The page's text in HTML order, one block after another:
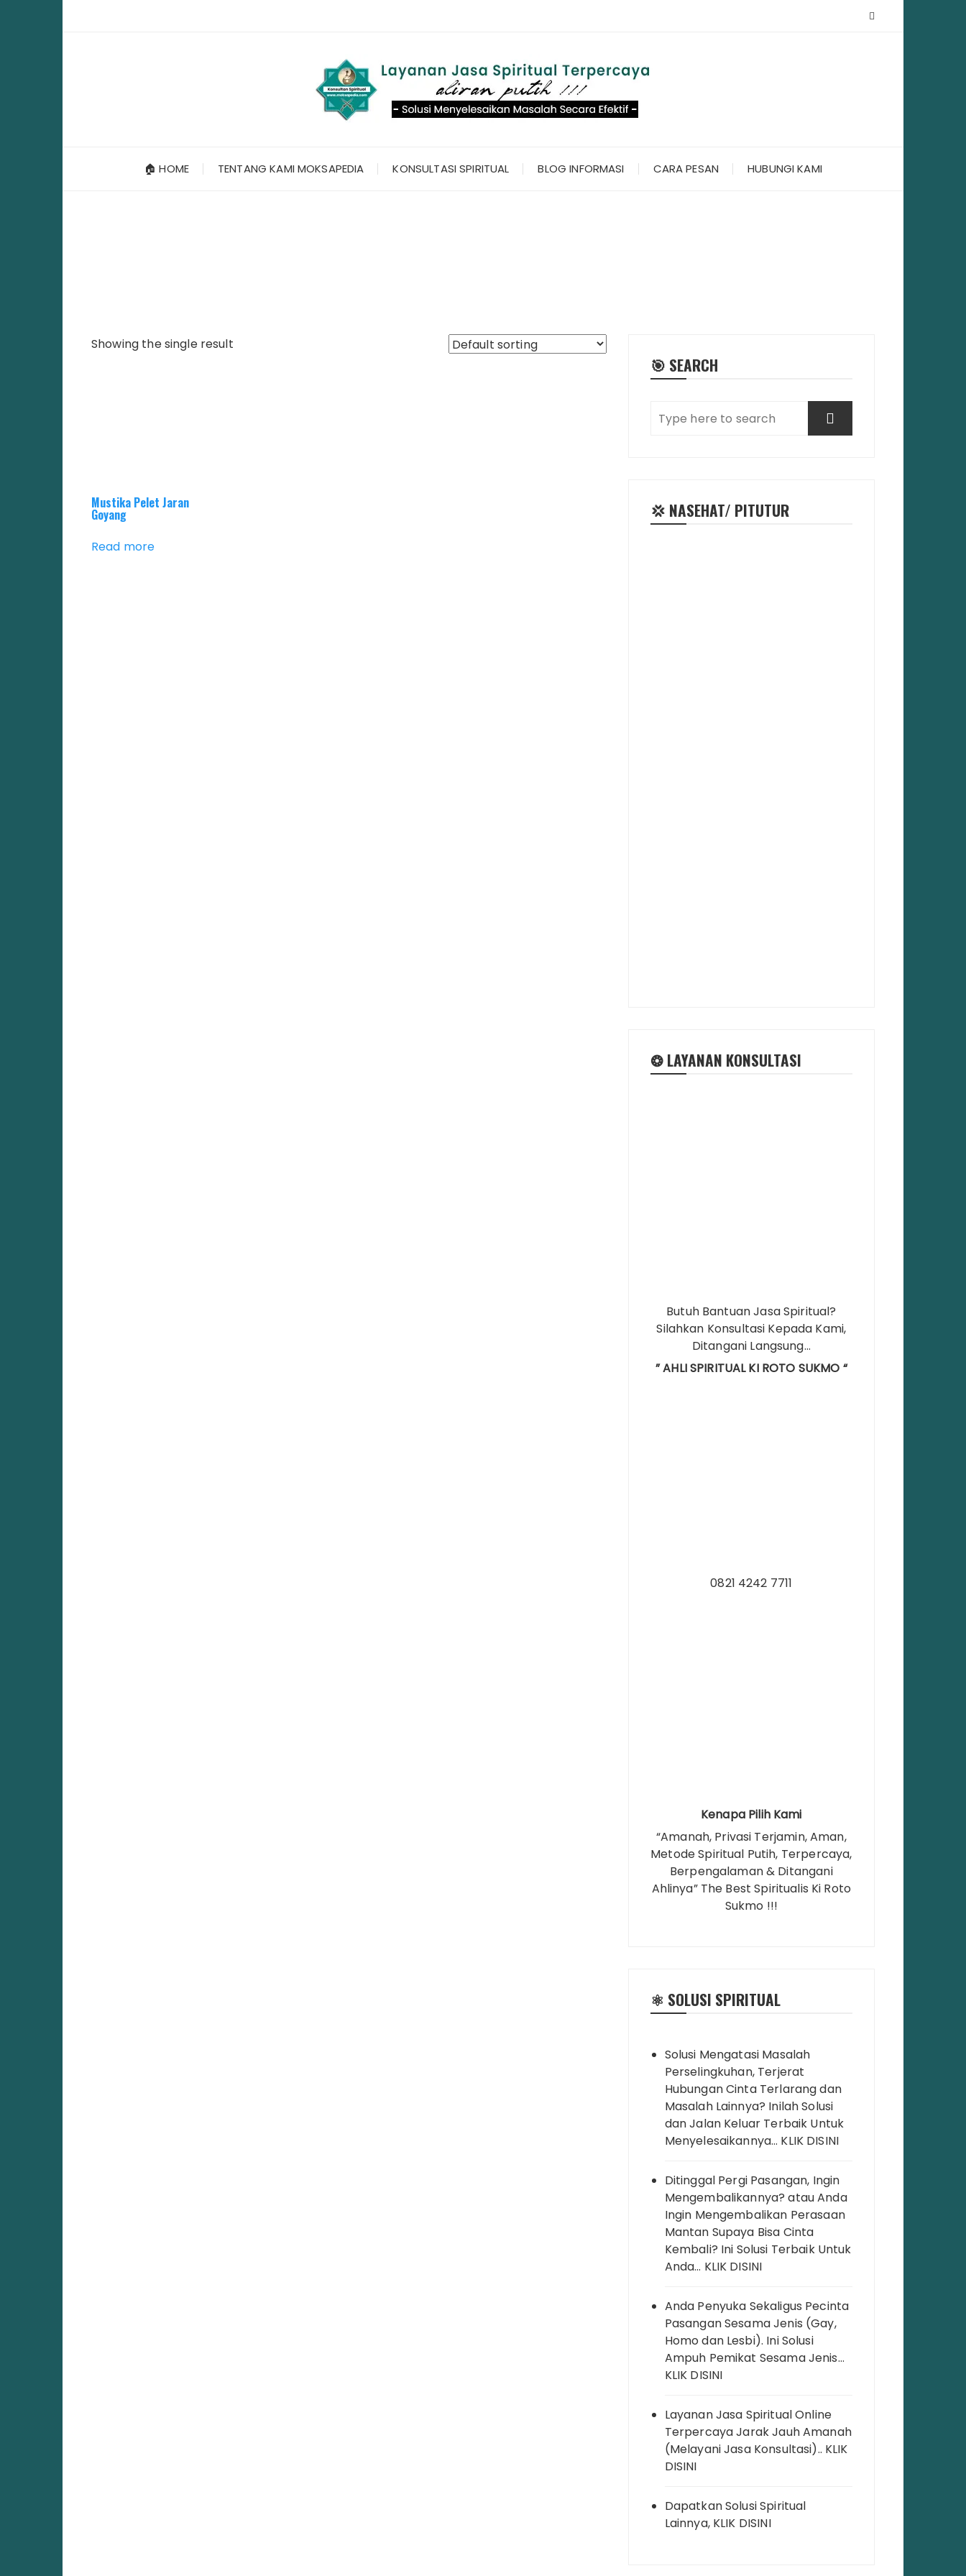
🏠 HOME TENTANG KAMI MOKSAPEDIA KONSULTASI SPIRITUAL BLOG INFORMASI CARA PESAN HUBUNGI KAMI
Showing the single result
Mustika Pelet Jaran
Goyang
Read more
🎯 SEARCH
💢 NASEHAT/ PITUTUR
❂ LAYANAN KONSULTASI
Butuh Bantuan Jasa Spiritual?
Silahkan Konsultasi Kepada Kami,
Ditangani Langsung…
” AHLI SPIRITUAL KI ROTO SUKMO “
0821 4242 7711
Kenapa Pilih Kami
“Amanah, Privasi Terjamin, Aman,
Metode Spiritual Putih, Terpercaya,
Berpengalaman & Ditangani
Ahlinya” The Best Spiritualis Ki Roto
Sukmo !!!
⚛️ SOLUSI SPIRITUAL
Solusi Mengatasi Masalah
Perselingkuhan, Terjerat
Hubungan Cinta Terlarang dan
Masalah Lainnya? Inilah Solusi
dan Jalan Keluar Terbaik Untuk
Menyelesaikannya… KLIK DISINI
Ditinggal Pergi Pasangan, Ingin
Mengembalikannya? atau Anda
Ingin Mengembalikan Perasaan
Mantan Supaya Bisa Cinta
Kembali? Ini Solusi Terbaik Untuk
Anda… KLIK DISINI
Anda Penyuka Sekaligus Pecinta
Pasangan Sesama Jenis (Gay,
Homo dan Lesbi). Ini Solusi
Ampuh Pemikat Sesama Jenis…
KLIK DISINI
Layanan Jasa Spiritual Online
Terpercaya Jarak Jauh Amanah
(Melayani Jasa Konsultasi).. KLIK
DISINI
Dapatkan Solusi Spiritual
Lainnya, KLIK DISINI